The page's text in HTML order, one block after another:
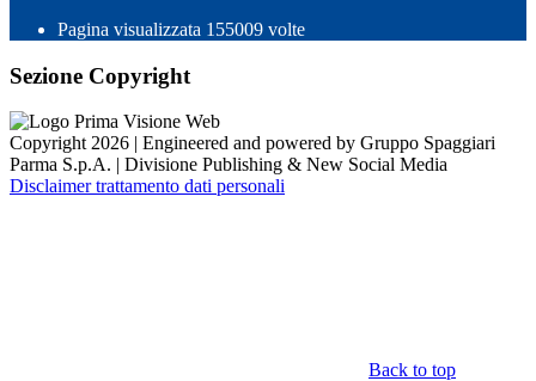
Pagina visualizzata 155009 volte
Sezione Copyright
Copyright 2026 | Engineered and powered by Gruppo Spaggiari
Parma S.p.A. | Divisione Publishing & New Social Media
Disclaimer trattamento dati personali
Back to top